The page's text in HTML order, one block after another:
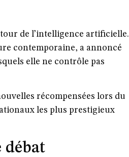
de l’intelligence artificielle.
contemporaine, a annoncé
elle ne contrôle pas
récompensées lors du
les plus prestigieux
débat